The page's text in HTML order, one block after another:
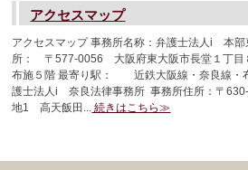
アクセスマップ
アクセスマップ 事務所名称：弁護士法人i 本
所： 〒577-0056 大阪府東大阪市長堂１丁目
布施５階 最寄り駅： 近鉄大阪線・奈良線・
護士法人i 奈良法律事務所 事務所住所：〒
地1 高天飯田...
続きはこちら≫